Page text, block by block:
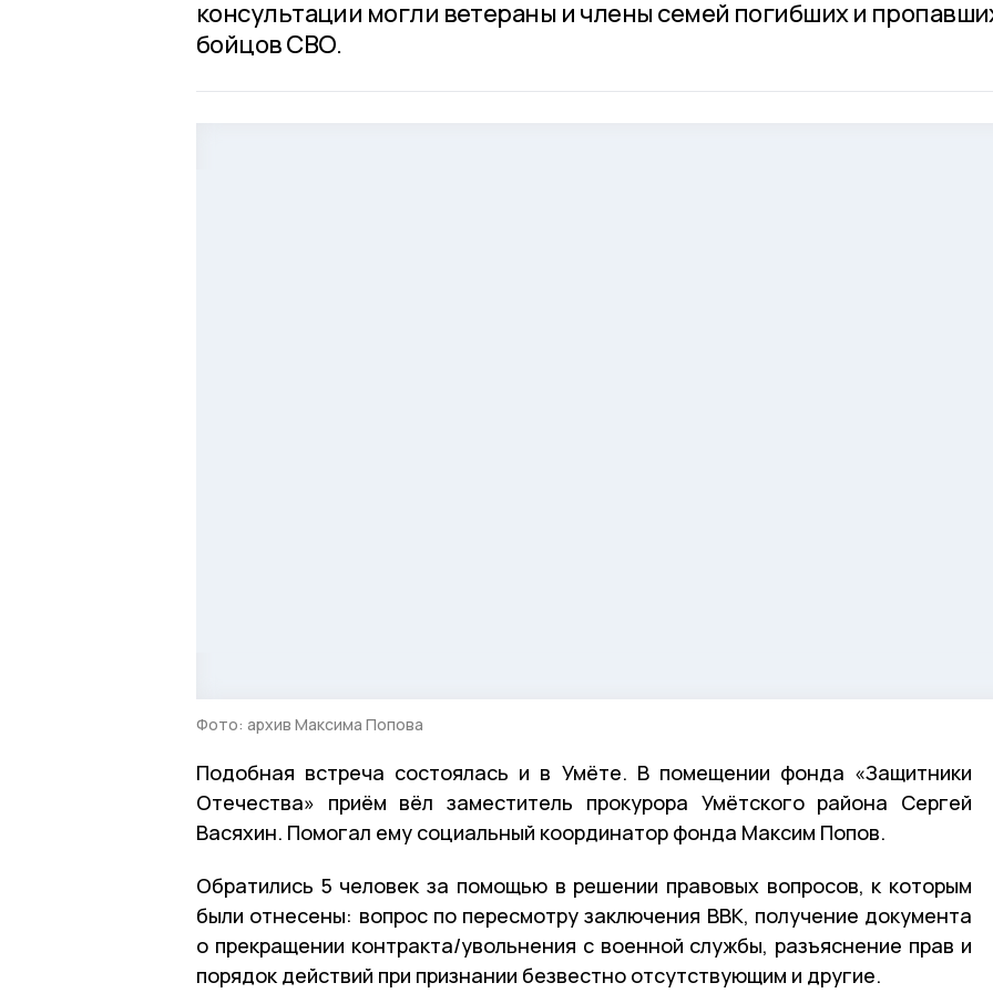
консультации могли ветераны и члены семей погибших и
бойцов СВО.
Фото: архив Максима Попова
Подобная встреча состоялась и в Умёте. В помещении фонда «Защитники
Отечества» приём вёл заместитель прокурора Умётского района Сергей
Васяхин. Помогал ему социальный координатор фонда Максим Попов.
Обратились 5 человек за помощью в решении правовых вопросов, к которым
были отнесены: вопрос по пересмотру заключения ВВК, получение документа
о прекращении контракта/увольнения с военной службы, разъяснение прав и
порядок действий при признании безвестно отсутствующим и другие.